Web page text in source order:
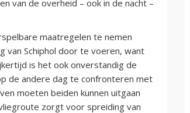
van de overheid – ook in de nacht –
maatregelen te nemen
van Schiphol door te voeren, want
is het ook onverstandig de
de andere dag te confronteren met
moeten beiden kunnen uitgaan
zorgt voor spreiding van